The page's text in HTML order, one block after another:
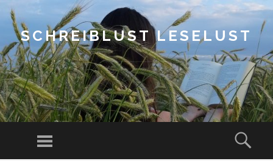
SCHREIBLUST LESELUST
Menu